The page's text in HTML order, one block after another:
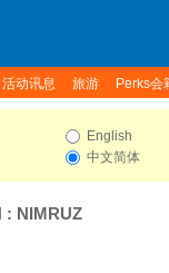
活动讯息 旅游 Perks会
English
中文简体
: NIMRUZ